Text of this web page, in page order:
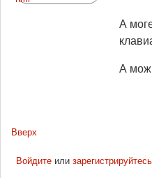
А
А
Вверх
Войдитеили зарегистрируйтесь